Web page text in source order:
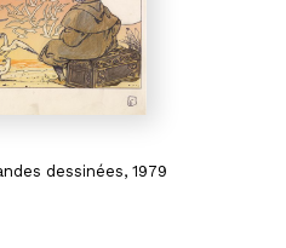
dessinées, 1979